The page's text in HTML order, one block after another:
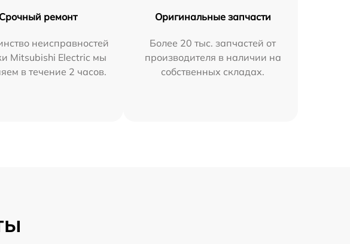
Срочный ремонт
неисправностей
Mitsubishi Electric мы
в течение 2 часов.
Оригинальные запчасти
Более 20 тыс. запчастей от
производителя в наличии на
собственных складах.